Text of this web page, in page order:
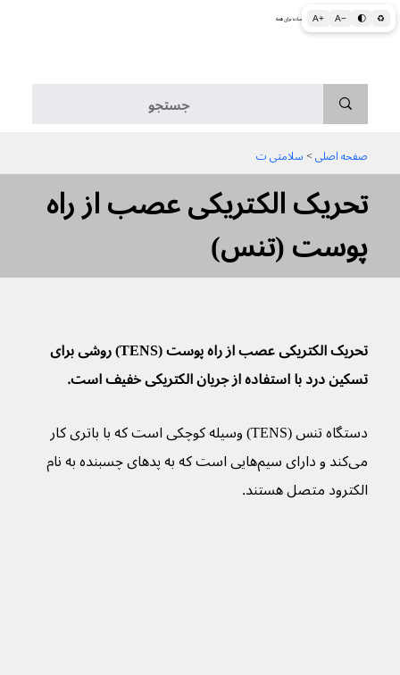
A+ A− 🌓 ♻ اطلاعات پزشکی و بهداشتی به زبان ساده برای همه
تحریک الکتریکی عصب از راه
پوست (تنس)
صفحه اصلی > سلامتی ت
تحریک الکتریکی عصب از راه پوست (TENS) روشی برای
تسکین درد با استفاده از جریان الکتریکی خفیف است.
دستگاه تنس (TENS) وسیله کوچکی است که با باتری کار
می‌کند و دارای سیم‌هایی است که به پدهای چسبنده به نام
الکترود متصل هستند.